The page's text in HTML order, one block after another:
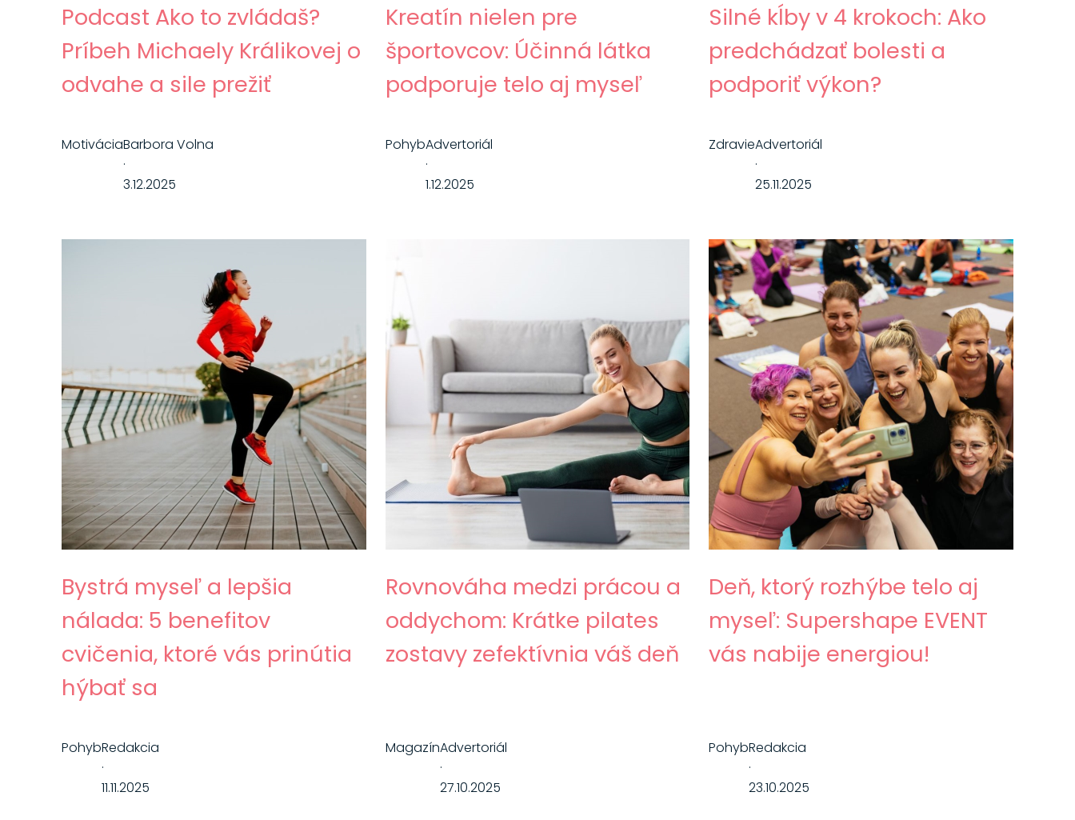
Podcast Ako to zvládaš?
Príbeh Michaely Králikovej o
odvahe a sile prežiť
MotiváciaBarbora Volna
·
3.12.2025
Kreatín nielen pre
športovcov: Účinná látka
podporuje telo aj myseľ
PohybAdvertoriál
·
1.12.2025
Silné kĺby v 4 krokoch: Ako
predchádzať bolesti a
podporiť výkon?
ZdravieAdvertoriál
·
25.11.2025
Bystrá myseľ a lepšia
nálada: 5 benefitov
cvičenia, ktoré vás prinútia
hýbať sa
PohybRedakcia
·
11.11.2025
Rovnováha medzi prácou a
oddychom: Krátke pilates
zostavy zefektívnia váš deň
MagazínAdvertoriál
·
27.10.2025
Deň, ktorý rozhýbe telo aj
myseľ: Supershape EVENT
vás nabije energiou!
PohybRedakcia
·
23.10.2025